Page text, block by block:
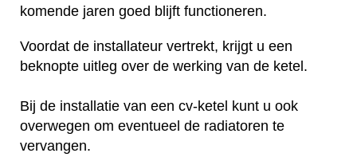
komende jaren goed blijft functioneren.
Voordat de installateur vertrekt, krijgt u een
beknopte uitleg over de werking van de ketel.
Bij de installatie van een cv-ketel kunt u ook
overwegen om eventueel de radiatoren te
vervangen.